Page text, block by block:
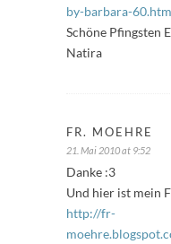
by-barbara-
Schöne Pfingsten
Natira
FR. MOEHRE
21. Mai 2010 at 9:52
Danke :3
Und hier ist mein
http://fr-